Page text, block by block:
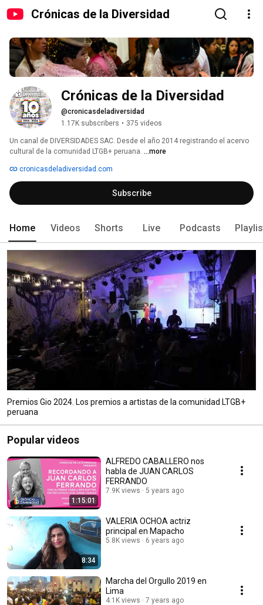
Crónicas de la Diversidad
Crónicas de la Diversidad
@cronicasdeladiversidad
1.17K subscribers • 375 videos
Un canal de DIVERSIDADES SAC. Desde el año 2014 registrando el acervo
cultural de la comunidad LTGB+ peruana. ...more
cronicasdeladiversidad.com
Subscribe
Home Videos Shorts Live Podcasts
Premios Gio 2024. Los premios a artistas de la comunidad LTGB+
peruana
Popular videos
1:15:01
ALFREDO CABALLERO nos
habla de JUAN CARLOS
FERRANDO
7.9K views 5 years ago
8:34
VALERIA OCHOA actriz
principal en Mapacho
5.8K views 6 years ago
Marcha del Orgullo 2019 en
Lima
4.1K views 7 years ago